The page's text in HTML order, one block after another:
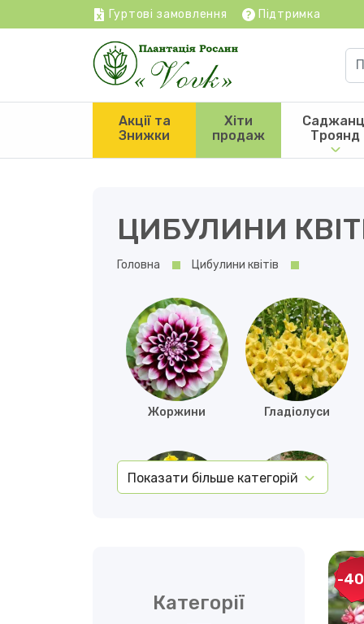
Гуртові замовлення Підтримка
Акції та
Знижки
Хіти
продаж
Троянд
ЦИБУЛИНИ
Головна Цибулини квітів
Жоржини Гладіолуси
Показати більше категорій
Категорії
-